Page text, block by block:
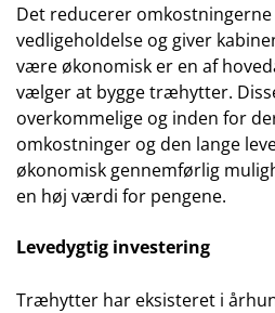
Det reducerer
vedligeholdelse og giver
være økonomisk er en af
vælger at bygge træhytter.
overkommelige og inden for
omkostninger og den lange
økonomisk gennemførlig
en høj værdi for pengene.
Levedygtig investering
Træhytter har eksisteret i